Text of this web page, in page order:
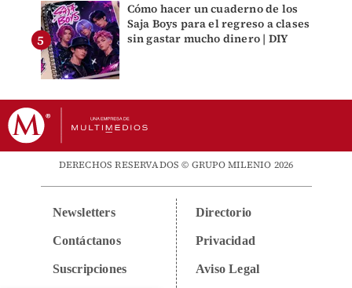
Cómo hacer un cuaderno de los
Saja Boys para el regreso a clases
sin gastar mucho dinero | DIY
DERECHOS RESERVADOS © GRUPO MILENIO 2026
Newsletters
Contáctanos
Suscripciones
Directorio
Privacidad
Aviso Legal